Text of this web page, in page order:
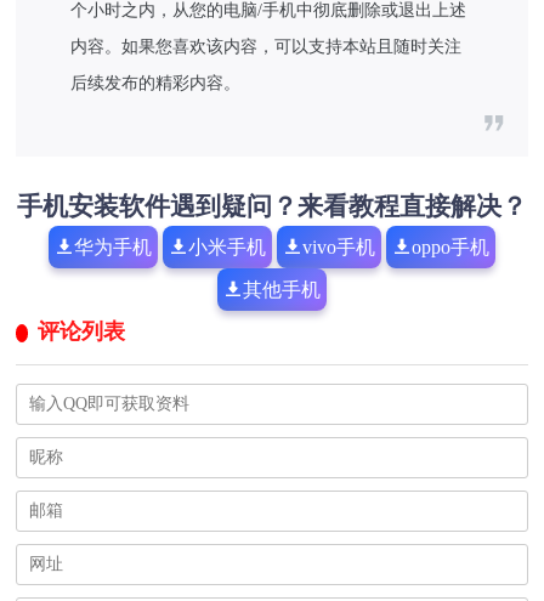
个小时之内，从您的电脑/手机中彻底删除或退出上述
内容。如果您喜欢该内容，可以支持本站且随时关注
后续发布的精彩内容。
手机安装软件遇到疑问？来看教程直接解决？
华为手机 小米手机 vivo手机 oppo手机
其他手机
评论列表